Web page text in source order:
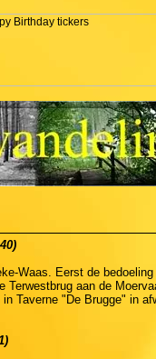
Waas. Eerst de
aan de
Taverne "De Brugge" in